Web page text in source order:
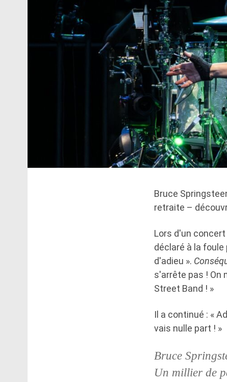
Bruce
retraite –
Lors d'un
déclaré à la foule
d'adieu ».
s'arrête pas ! On
Street Band ! »
Il a continué : «
vais nulle part ! »
Bruce
Un millier de